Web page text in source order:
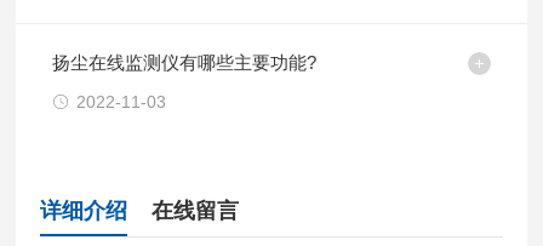
扬尘在线监测仪有哪些主要功能?
2022-11-03
详细介绍 在线留言